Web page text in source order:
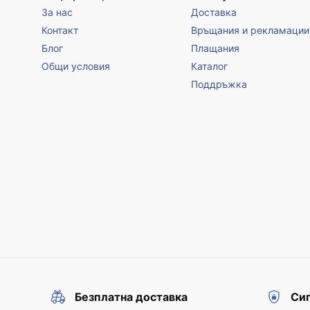
За нас
Контакт
Блог
Общи условия
Доставка
Връщания и рекламации
Плащания
Каталог
Поддръжка
Безплатна доставка